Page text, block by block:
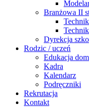
Branżowa II
Dyrekcja
Rodzic / uczeń
Edukacja
Kadra
Kalendarz
Podręczniki
Rekrutacja
Kontakt